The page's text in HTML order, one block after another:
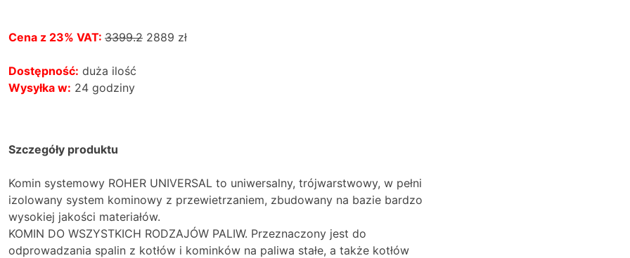
Cena z 23% VAT: 3399.2 2889 zł
Dostępność: duża ilość
Wysyłka w: 24 godziny
Szczegóły produktu
Komin systemowy ROHER UNIVERSAL to uniwersalny, trójwarstwowy, w pełni
izolowany system kominowy z przewietrzaniem, zbudowany na bazie bardzo
wysokiej jakości materiałów.
KOMIN DO WSZYSTKICH RODZAJÓW PALIW. Przeznaczony jest do
odprowadzania spalin z kotłów i kominków na paliwa stałe, a także kotłów